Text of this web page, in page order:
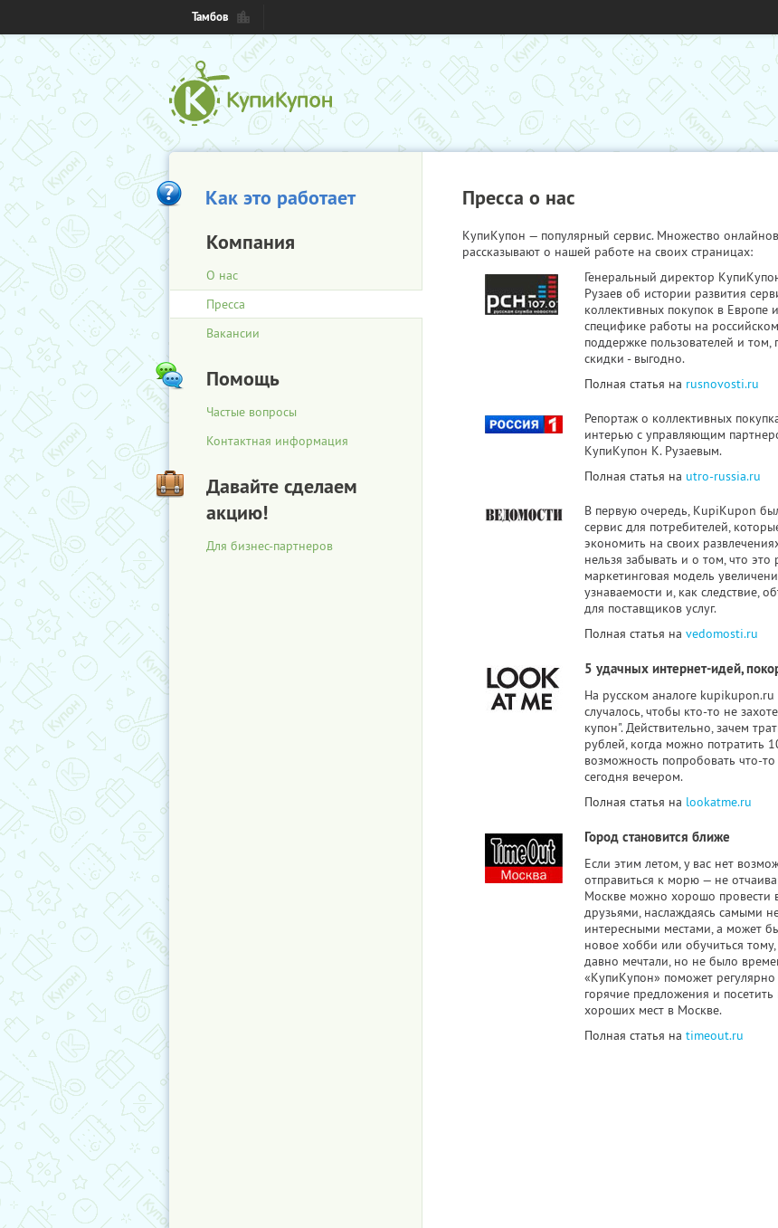
Тамбов
Как это работает
Компания
О нас
Пресса
Вакансии
Помощь
Частые вопросы
Контактная информация
Давайте сделаем
акцию!
Для бизнес-партнеров
Пресса о нас
КупиКупон — популярный сервис. Множество
рассказывают о нашей работе на своих страницах:
Генеральный директор
Рузаев об истории развития
коллективных покупок в Европе
специфике работы на
поддержке пользователей и том,
скидки - выгодно.
Полная статья на rusnovosti.ru
Репортаж о коллективных
интерью с управляющим
КупиКупон К. Рузаевым.
Полная статья на utro-russia.ru
В первую очередь, KupiKupon
сервис для потребителей,
экономить на своих
нельзя забывать и о том, что
маркетинговая модель
узнаваемости и, как следствие,
для поставщиков услуг.
Полная статья на vedomosti.ru
5 удачных интернет-идей,
На русском аналоге
случалось, чтобы кто-то не
купон". Действительно, зачем
рублей, когда можно потратить
возможность попробовать что-
сегодня вечером.
Полная статья на lookatme.ru
Город становится ближе
Если этим летом, у вас нет
отправиться к морю — не
Москве можно хорошо провести
друзьями, наслаждаясь самыми
интересными местами, а может
новое хобби или обучиться
давно мечтали, но не было
«КупиКупон» поможет регулярно
горячие предложения и посетить
хороших мест в Москве.
Полная статья на timeout.ru